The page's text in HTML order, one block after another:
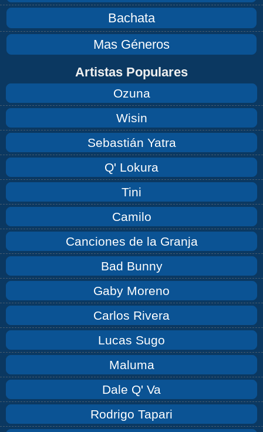
Bachata
Mas Géneros
Artistas Populares
Ozuna
Wisin
Sebastián Yatra
Q' Lokura
Tini
Camilo
Canciones de la Granja
Bad Bunny
Gaby Moreno
Carlos Rivera
Lucas Sugo
Maluma
Dale Q' Va
Rodrigo Tapari